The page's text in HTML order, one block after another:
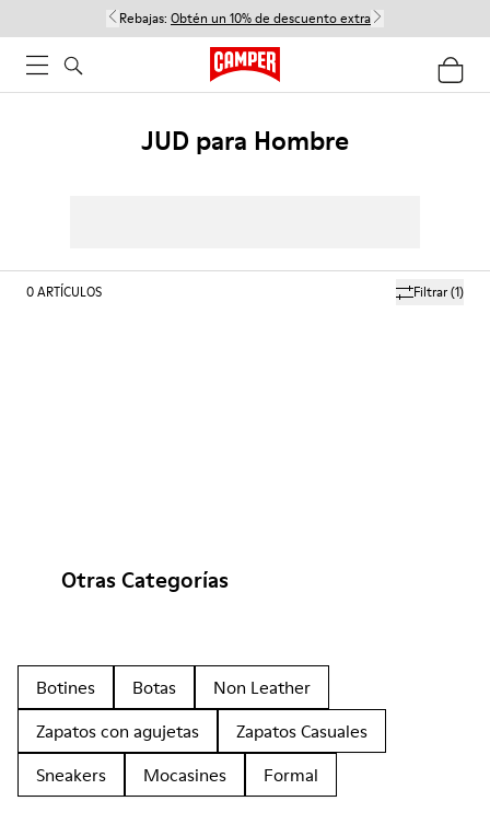
Rebajas: Obtén un 10% de descuento extra
JUD para Hombre
Filtrar(1)
0ARTÍCULOS
Otras Categorías
Botines Botas
Non Leather
Zapatos con agujetas
Zapatos Casuales
Sneakers
Mocasines Formal